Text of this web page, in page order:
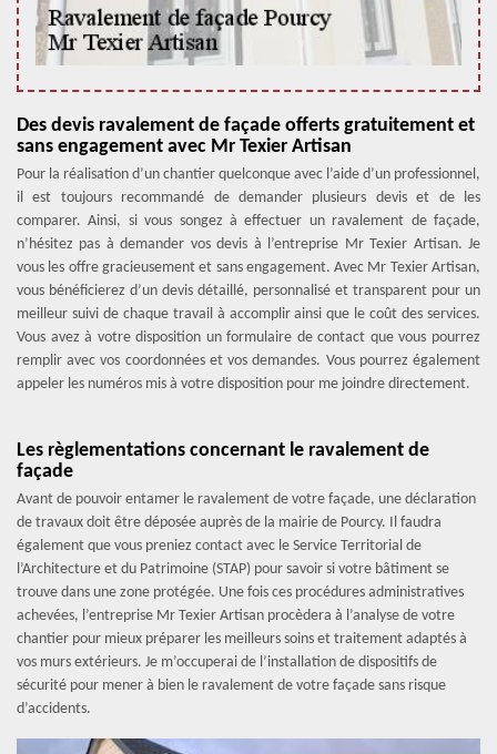
Des devis ravalement de façade offerts gratuitement et
sans engagement avec Mr Texier Artisan
Pour la réalisation d’un chantier quelconque avec l’aide d’un professionnel,
il est toujours recommandé de demander plusieurs devis et de les
comparer. Ainsi, si vous songez à effectuer un ravalement de façade,
n’hésitez pas à demander vos devis à l’entreprise Mr Texier Artisan. Je
vous les offre gracieusement et sans engagement. Avec Mr Texier Artisan,
vous bénéficierez d’un devis détaillé, personnalisé et transparent pour un
meilleur suivi de chaque travail à accomplir ainsi que le coût des services.
Vous avez à votre disposition un formulaire de contact que vous pourrez
remplir avec vos coordonnées et vos demandes. Vous pourrez également
appeler les numéros mis à votre disposition pour me joindre directement.
Les règlementations concernant le ravalement de
façade
Avant de pouvoir entamer le ravalement de votre façade, une déclaration
de travaux doit être déposée auprès de la mairie de Pourcy. Il faudra
également que vous preniez contact avec le Service Territorial de
l’Architecture et du Patrimoine (STAP) pour savoir si votre bâtiment se
trouve dans une zone protégée. Une fois ces procédures administratives
achevées, l’entreprise Mr Texier Artisan procèdera à l’analyse de votre
chantier pour mieux préparer les meilleurs soins et traitement adaptés à
vos murs extérieurs. Je m’occuperai de l’installation de dispositifs de
sécurité pour mener à bien le ravalement de votre façade sans risque
d’accidents.